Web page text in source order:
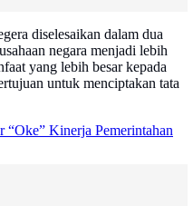
diselesaikan dalam dua
negara menjadi lebih
yang lebih besar kepada
untuk menciptakan tata
“Oke” Kinerja Pemerintahan